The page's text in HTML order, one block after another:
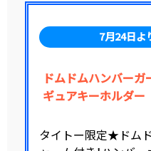
7月24日よ
ドムドムハンバー
ギュアキーホルダー
タイトー限定★ドム